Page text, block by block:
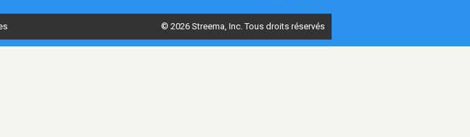
© 2026 Streema, Inc. Tous droits réservés